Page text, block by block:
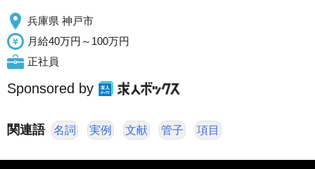
兵庫県 神戸市
月給40万円～100万円
正社員
Sponsored by
関連語 名詞 実例 文献 管子 項目